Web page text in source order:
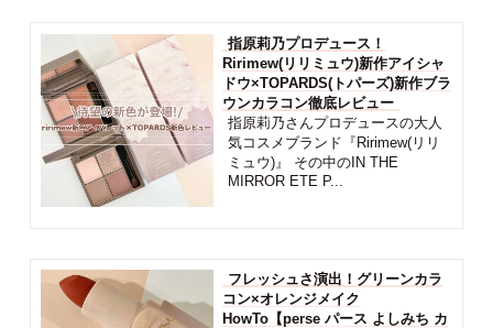
指原莉乃プロデュース！
Ririmew(リリミュウ)新作アイシャ
ドウ×TOPARDS(トパーズ)新作ブラ
ウンカラコン徹底レビュー
指原莉乃さんプロデュースの大人
気コスメブランド『Ririmew(リリ
ミュウ)』 その中のIN THE
MIRROR ETE P...
フレッシュさ演出！グリーンカラ
コン×オレンジメイク
HowTo【perse パース よしみち カ